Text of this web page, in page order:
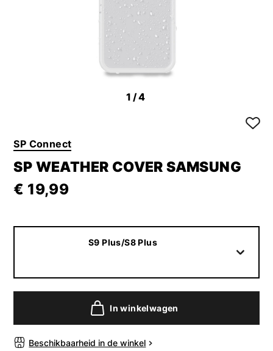
1 /4
SP Connect
SP WEATHER COVER SAMSUNG
€ 19,99
S9 Plus/S8 Plus
In winkelwagen
Beschikbaarheid in de winkel